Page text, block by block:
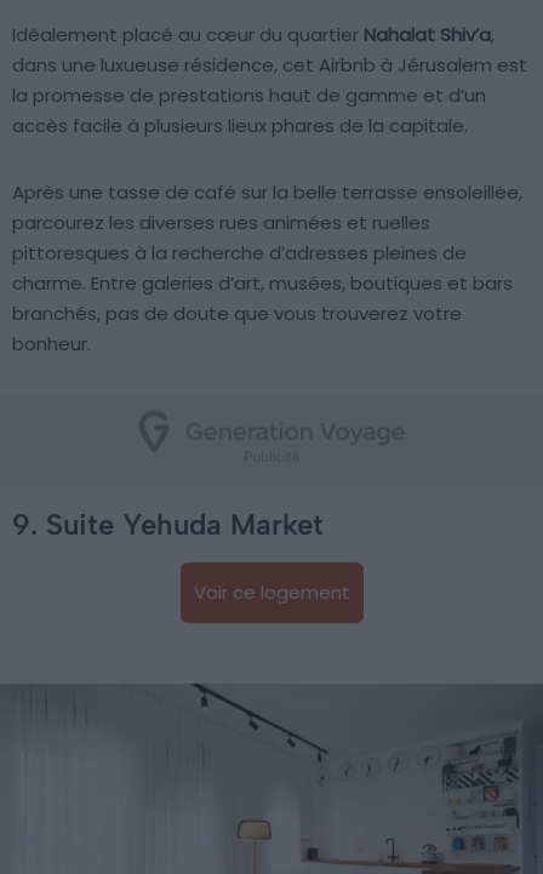
Idéalement placé au cœur du quartier Nahalat Shiv’a,
dans une luxueuse résidence, cet Airbnb à Jérusalem est
la promesse de prestations haut de gamme et d’un
accès facile à plusieurs lieux phares de la capitale.
Après une tasse de café sur la belle terrasse ensoleillée,
parcourez les diverses rues animées et ruelles
pittoresques à la recherche d’adresses pleines de
charme. Entre galeries d’art, musées, boutiques et bars
branchés, pas de doute que vous trouverez votre
bonheur.
9. Suite Yehuda Market
Voir ce logement